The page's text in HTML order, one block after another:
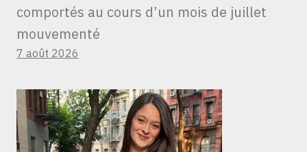
comportés au cours d’un mois de juillet
mouvementé
7 août 2026